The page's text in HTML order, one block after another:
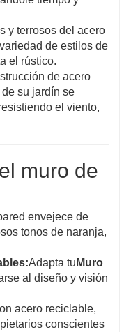
y terrosos del acero
de estilos de
el rústico.
de acero
su jardín se
el viento,
muro de
envejece de
tonos de naranja,
Adapta tu Muro
al diseño y visión
acero reciclable,
conscientes